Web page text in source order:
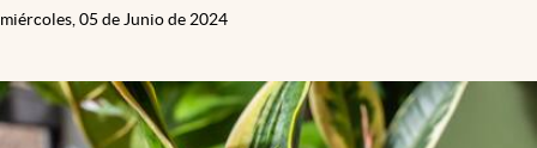
miércoles, 05 de Junio de 2024